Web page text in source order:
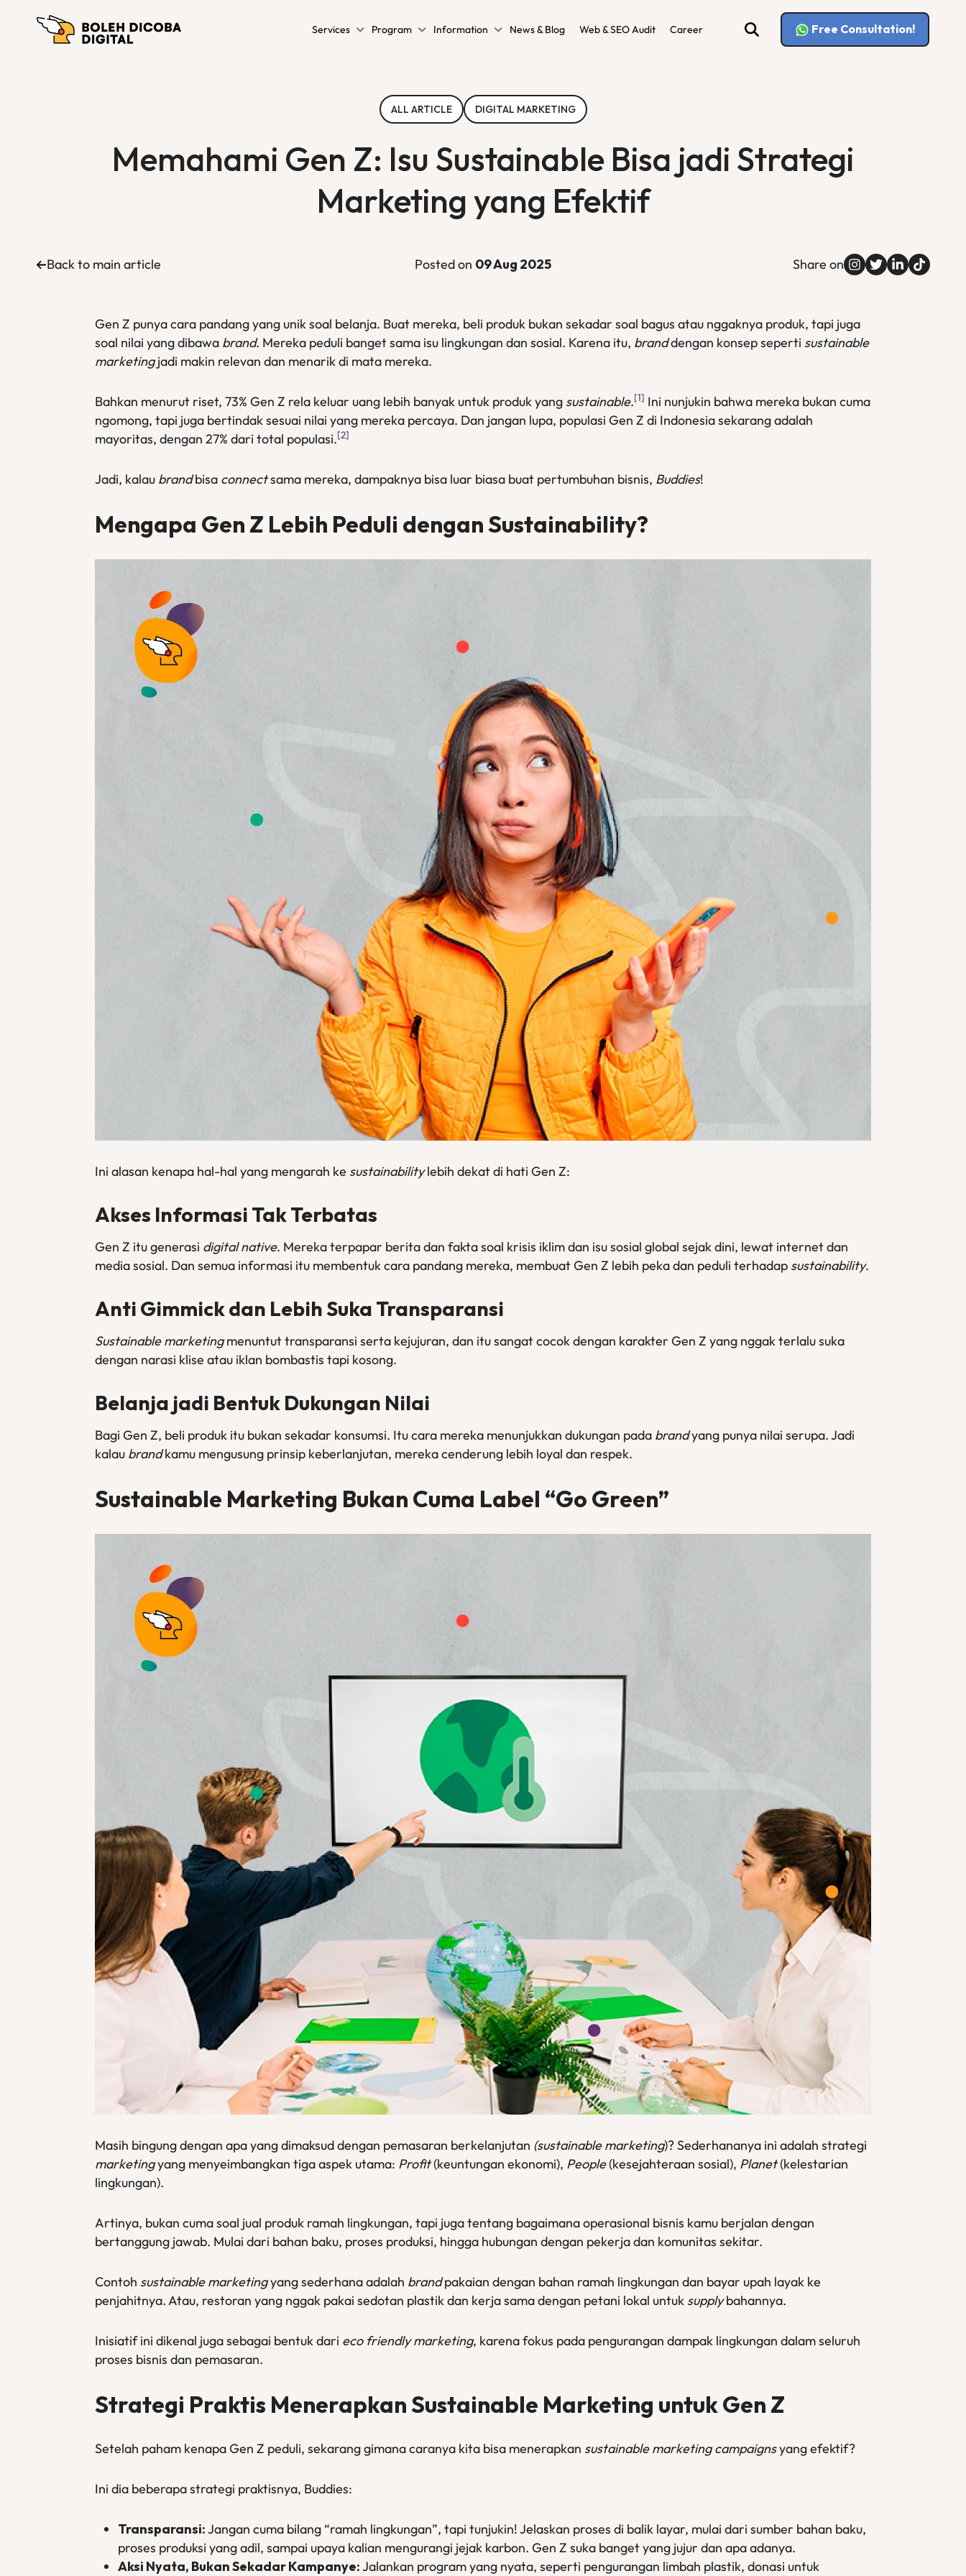
Services Program Information News & Blog Web & SEO Audit Career Free Consultation!
ALL ARTICLE DIGITAL MARKETING
Memahami Gen Z: Isu Sustainable Bisa jadi Strategi
Marketing yang Efektif
Back to main article Posted on 09 Aug 2025 Share on
Gen Z punya cara pandang yang unik soal belanja. Buat mereka, beli produk bukan sekadar soal bagus atau nggaknya produk, tapi juga
soal nilai yang dibawa brand. Mereka peduli banget sama isu lingkungan dan sosial. Karena itu, branddengan konsep seperti sustainable
marketing jadi makin relevan dan menarik di mata mereka.
Bahkan menurut riset, 73% Gen Z rela keluar uang lebih banyak untuk produk yang sustainable.[1] Ini nunjukin bahwa mereka bukan cuma
ngomong, tapi juga bertindak sesuai nilai yang mereka percaya. Dan jangan lupa, populasi Gen Z di Indonesia sekarang adalah
mayoritas, dengan 27% dari total populasi.[2]
Jadi, kalau brandbisa connectsama mereka, dampaknya bisa luar biasa buat pertumbuhan bisnis, Buddies!
Mengapa Gen Z Lebih Peduli dengan Sustainability?
Ini alasan kenapa hal-hal yang mengarah ke sustainabilitylebih dekat di hati Gen Z:
Akses Informasi Tak Terbatas
Gen Z itu generasi digital native. Mereka terpapar berita dan fakta soal krisis iklim dan isu sosial global sejak dini, lewat internet dan
media sosial. Dan semua informasi itu membentuk cara pandang mereka, membuat Gen Z lebih peka dan peduli terhadap sustainability.
Anti Gimmick dan Lebih Suka Transparansi
Sustainable marketingmenuntut transparansi serta kejujuran, dan itu sangat cocok dengan karakter Gen Z yang nggak terlalu suka
dengan narasi klise atau iklan bombastis tapi kosong.
Belanja jadi Bentuk Dukungan Nilai
Bagi Gen Z, beli produk itu bukan sekadar konsumsi. Itu cara mereka menunjukkan dukungan pada brandyang punya nilai serupa. Jadi
kalau brandkamu mengusung prinsip keberlanjutan, mereka cenderung lebih loyal dan respek.
Sustainable Marketing Bukan Cuma Label “Go Green”
Masih bingung dengan apa yang dimaksud dengan pemasaran berkelanjutan (sustainable marketing)? Sederhananya ini adalah strategi
marketingyang menyeimbangkan tiga aspek utama: Profit(keuntungan ekonomi), People(kesejahteraan sosial), Planet(kelestarian
lingkungan).
Artinya, bukan cuma soal jual produk ramah lingkungan, tapi juga tentang bagaimana operasional bisnis kamu berjalan dengan
bertanggung jawab. Mulai dari bahan baku, proses produksi, hingga hubungan dengan pekerja dan komunitas sekitar.
Contoh sustainable marketingyang sederhana adalah brandpakaian dengan bahan ramah lingkungan dan bayar upah layak ke
penjahitnya. Atau, restoran yang nggak pakai sedotan plastik dan kerja sama dengan petani lokal untuk supplybahannya.
Inisiatif ini dikenal juga sebagai bentuk dari eco friendly marketing, karena fokus pada pengurangan dampak lingkungan dalam seluruh
proses bisnis dan pemasaran.
Strategi Praktis Menerapkan Sustainable Marketing untuk Gen Z
Setelah paham kenapa Gen Z peduli, sekarang gimana caranya kita bisa menerapkan sustainable marketing campaignsyang efektif?
Ini dia beberapa strategi praktisnya, Buddies:
Transparansi:Jangan cuma bilang “ramah lingkungan”, tapi tunjukin! Jelaskan proses di balik layar, mulai dari sumber bahan baku,
proses produksi yang adil, sampai upaya kalian mengurangi jejak karbon. Gen Z suka banget yang jujur dan apa adanya.
Aksi Nyata, Bukan Sekadar Kampanye:Jalankan program yang nyata, seperti pengurangan limbah plastik, donasi untuk